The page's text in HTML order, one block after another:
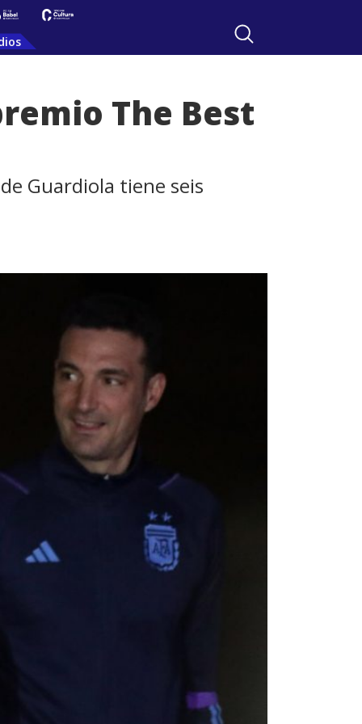
The Best
Guardiola tiene seis